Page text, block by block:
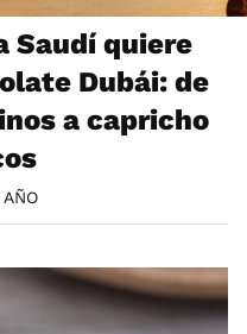
Saudí quiere
Dubái: de
a capricho